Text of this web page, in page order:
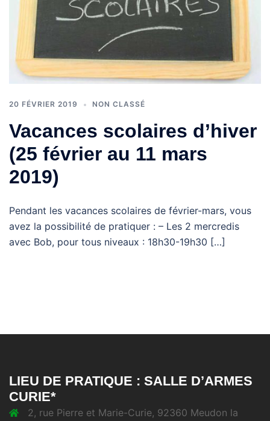
20 FÉVRIER 2019 NON CLASSÉ
Vacances scolaires d’hiver
(25 février au 11 mars
2019)
Pendant les vacances scolaires de février-mars, vous
avez la possibilité de pratiquer : – Les 2 mercredis
avec Bob, pour tous niveaux : 18h30-19h30 […]
LIEU DE PRATIQUE : SALLE D’ARMES
CURIE*
2, rue Pierre et Marie-Curie, 92360 Meudon la